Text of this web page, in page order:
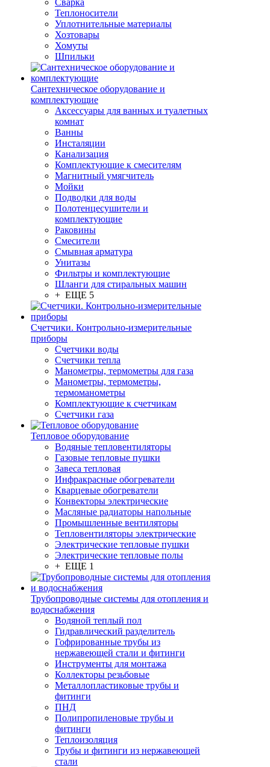
Сварка
Теплоносители
Уплотнительные материалы
Хозтовары
Хомуты
Шпильки
Сантехническое оборудование и
комплектующие
Аксессуары для ванных и туалетных
комнат
Ванны
Инсталяции
Канализация
Комплектующие к смесителям
Магнитный умягчитель
Мойки
Подводки для воды
Полотенцесушители и
комплектующие
Раковины
Смесители
Смывная арматура
Унитазы
Фильтры и комплектующие
Шланги для стиральных машин
+ ЕЩЕ 5
Счетчики. Контрольно-измерительные
приборы
Счетчики воды
Счетчики тепла
Манометры, термометры для газа
Манометры, термометры,
термоманометры
Комплектующие к счетчикам
Счетчики газа
Тепловое оборудование
Водяные тепловентиляторы
Газовые тепловые пушки
Завеса тепловая
Инфракрасные обогреватели
Кварцевые обогреватели
Конвекторы электрические
Масляные радиаторы напольные
Промышленные вентиляторы
Тепловентиляторы электрические
Электрические тепловые пушки
Электрические тепловые полы
+ ЕЩЕ 1
Трубопроводные системы для отопления и
водоснабжения
Водяной теплый пол
Гидравлический разделитель
Гофрированные трубы из
нержавеющей стали и фитинги
Инструменты для монтажа
Коллекторы резьбовые
Металлопластиковые трубы и
фитинги
ПНД
Полипропиленовые трубы и
фитинги
Теплоизоляция
Трубы и фитинги из нержавеющей
стали